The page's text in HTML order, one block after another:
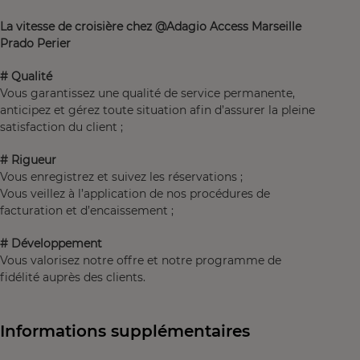
La vitesse de croisière chez @Adagio Access Marseille
Prado Perier
# Qualité
Vous garantissez une qualité de service permanente,
anticipez et gérez toute situation afin d’assurer la pleine
satisfaction du client ;
# Rigueur
Vous enregistrez et suivez les réservations ;
Vous veillez à l’application de nos procédures de
facturation et d’encaissement ;
# Développement
Vous valorisez notre offre et notre programme de
fidélité auprès des clients.
Informations supplémentaires